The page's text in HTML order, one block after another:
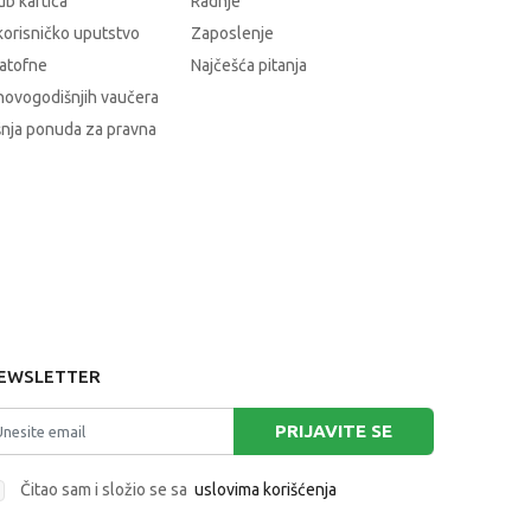
uputstvo
vaučera
ponuda za pravna
Zaposlenje
Najčešća pitanja
PRIJAVITE SE
Čitao sam i složio se sa uslovima korišćenja